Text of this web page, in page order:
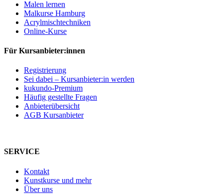
Malen lernen
Malkurse Hamburg
Acrylmischtechniken
Online-Kurse
Für Kursanbieter:innen
Registrierung
Sei dabei – Kursanbieter:in werden
kukundo-Premium
Häufig gestellte Fragen
Anbieterübersicht
AGB Kursanbieter
SERVICE
Kontakt
Kunstkurse und mehr
Über uns